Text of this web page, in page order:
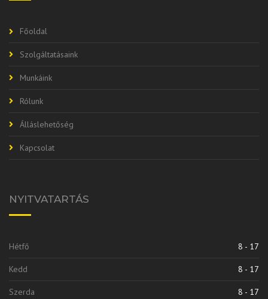
Főoldal
Szolgáltatásaink
Munkáink
Rólunk
Álláslehetőség
Kapcsolat
NYITVATARTÁS
Hétfő 8 - 17
Kedd 8 - 17
Szerda 8 - 17